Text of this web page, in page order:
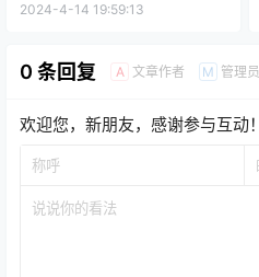
2024-4-14 19:59:13
0 条回复 A 文章作者 M 管理员
欢迎您，新朋友，感谢参与互动！